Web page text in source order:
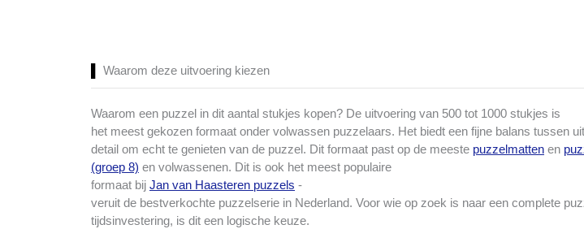
Waarom deze uitvoering kiezen
Waarom een puzzel in dit aantal stukjes kopen? De uitvoering van 500 tot 1000 stukjes is
het meest gekozen formaat onder volwassen puzzelaars. Het biedt een fijne balans tussen
detail om echt te genieten van de puzzel. Dit formaat past op de meeste puzzelmatten en
(groep 8) en volwassenen. Dit is ook het meest populaire
formaat bij Jan van Haasteren puzzels -
veruit de bestverkochte puzzelserie in Nederland. Voor wie op zoek is naar een complete
tijdsinvestering, is dit een logische keuze.